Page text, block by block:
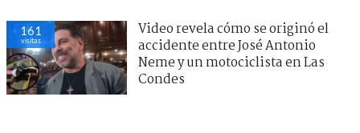
161
visitas
Video revela cómo se originó el
accidente entre José Antonio
Neme y un motociclista en Las
Condes